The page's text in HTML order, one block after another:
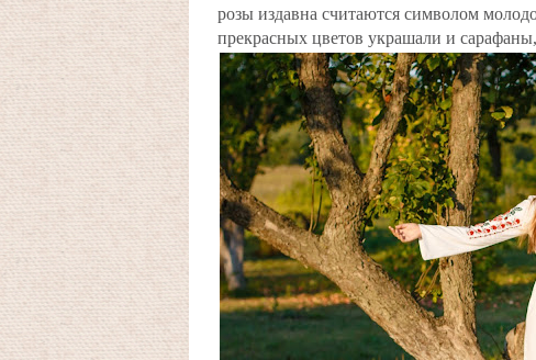
розы издавна считаются символом
прекрасных цветов украшали и